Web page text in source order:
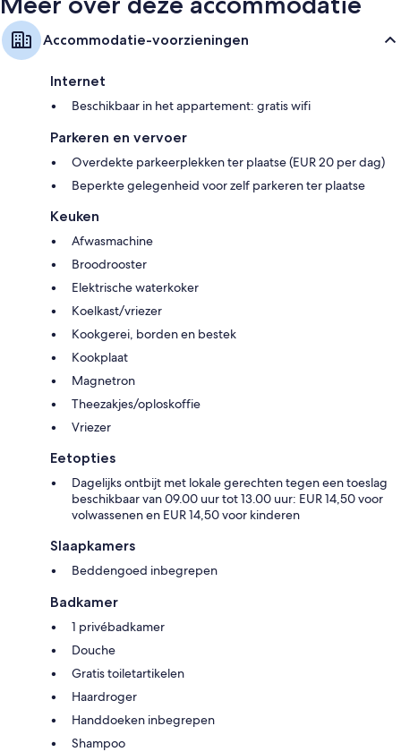
Accommodatie-voorzieningen
Internet
Beschikbaar in het appartement: gratis wifi
Parkeren en vervoer
Overdekte parkeerplekken ter plaatse (EUR 20 per dag)
Beperkte gelegenheid voor zelf parkeren ter plaatse
Keuken
Afwasmachine
Broodrooster
Elektrische waterkoker
Koelkast/vriezer
Kookgerei, borden en bestek
Kookplaat
Magnetron
Theezakjes/oploskoffie
Vriezer
Eetopties
Dagelijks ontbijt met lokale gerechten tegen een toeslag
beschikbaar van 09.00 uur tot 13.00 uur: EUR 14,50 voor
volwassenen en EUR 14,50 voor kinderen
Slaapkamers
Beddengoed inbegrepen
Badkamer
1 privébadkamer
Douche
Gratis toiletartikelen
Haardroger
Handdoeken inbegrepen
Shampoo